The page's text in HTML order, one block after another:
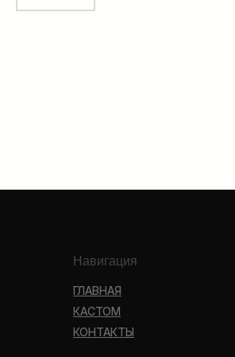
Навигация
ГЛАВНАЯ
КАСТОМ
КОНТАКТЫ